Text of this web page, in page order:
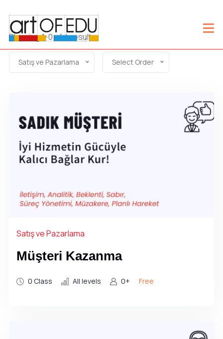
Showing 1-0 of 4 results
Satış ve Pazarlama Select Order
Satış ve Pazarlama
Müşteri Kazanma
0 Class All levels 0+ Free